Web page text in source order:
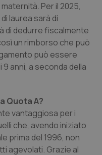
Per il 2025,
laurea sarà di
di dedurre fiscalmente
un rimborso che può
può essere
anni, a seconda della
Quota A?
vantaggiosa per i
che, avendo iniziato
prima del 1996, non
agevolati. Grazie al